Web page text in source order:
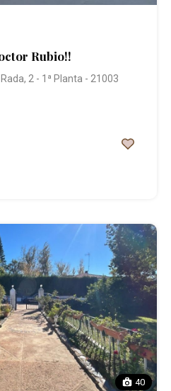
Rubio!!
2 - 1ª Planta - 21003
40